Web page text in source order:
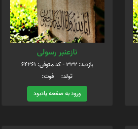
نازعنبر رسولی
بازدید: 332 - کد متوفی: 64261
تولد: فوت:
ورود به صفحه یادبود